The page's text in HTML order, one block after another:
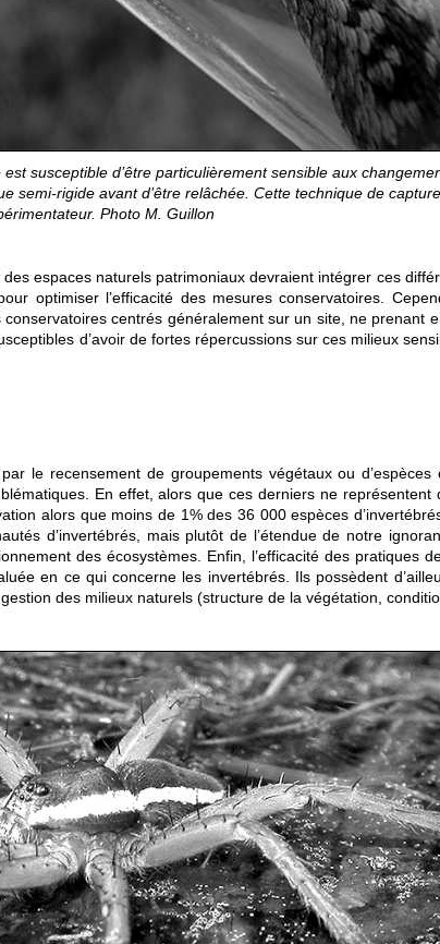
susceptible d’être particulièrement sensible aux
semi-rigide avant d’être relâchée. Cette technique de
Photo M. Guillon
espaces naturels patrimoniaux devraient intégrer ces
optimiser l’efficacité des mesures conservatoires.
centrés généralement sur un site, ne prenant
d’avoir de fortes répercussions sur ces milieux
le recensement de groupements végétaux ou
En effet, alors que ces derniers ne représentent
alors que moins de 1% des 36 000 espèces
d’invertébrés, mais plutôt de l’étendue de notre
des écosystèmes. Enfin, l’efficacité des pratiques
en ce qui concerne les invertébrés. Ils possèdent
des milieux naturels (structure de la végétation,